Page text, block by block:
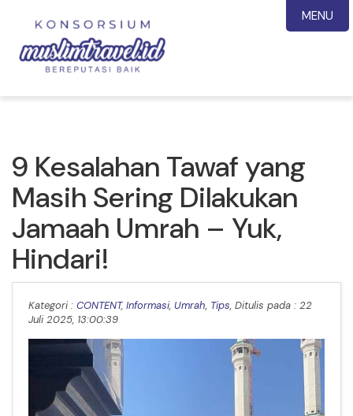
9 Kesalahan Tawaf yang
Masih Sering Dilakukan
Jamaah Umrah – Yuk,
Hindari!
Kategori : CONTENT, Informasi, Umrah, Tips, Ditulis pada : 22
Juli 2025, 13:00:39
MENU